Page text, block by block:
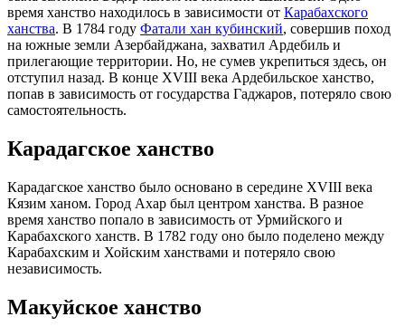
время ханство находилось в зависимости от Карабахского
ханства. В 1784 году Фатали хан кубинский, совершив поход
на южные земли Азербайджана, захватил Ардебиль и
прилегающие территории. Но, не сумев укрепиться здесь, он
отступил назад. В конце XVIII века Ардебильское ханство,
попав в зависимость от государства Гаджаров, потеряло свою
самостоятельность.
Карадагское ханство
Карадагское ханство было основано в середине XVIII века
Кязим ханом. Город Ахар был центром ханства. В разное
время ханство попало в зависимость от Урмийского и
Карабахского ханств. В 1782 году оно было поделено между
Карабахским и Хойским ханствами и потеряло свою
независимость.
Макуйское ханство